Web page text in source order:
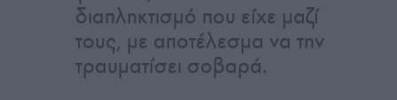
διαπληκτισμό που είχε μαζί
τους, με αποτέλεσμα να την
τραυματίσει σοβαρά.